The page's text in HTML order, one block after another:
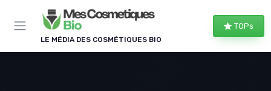
LE MÉDIA DES COSMÉTIQUES BIO
TOPs
Panneau de gestion des cookies